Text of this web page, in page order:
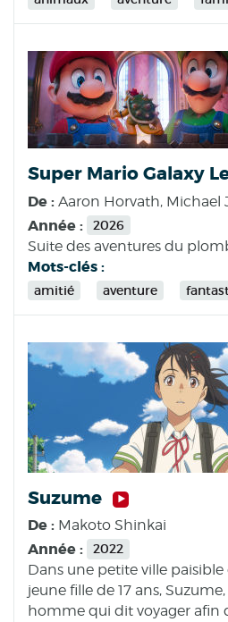
Super Mario Galaxy
De : Aaron Horvath, Michael
Année : 2026
Suite des aventures du
Mots-clés :
amitié aventure
Suzume
De : Makoto Shinkai
Année : 2022
Dans une petite ville paisible
jeune fille de 17 ans,
homme qui dit voyager afin